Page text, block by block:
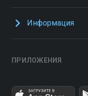
Информация
ПРИЛОЖЕНИЯ